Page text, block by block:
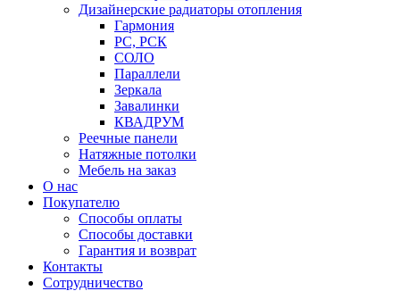
Дизайнерские радиаторы отопления
Гармония
РС, РСК
СОЛО
Параллели
Зеркала
Завалинки
КВАДРУМ
Реечные панели
Натяжные потолки
Мебель на заказ
О нас
Покупателю
Способы оплаты
Способы доставки
Гарантия и возврат
Контакты
Сотрудничество